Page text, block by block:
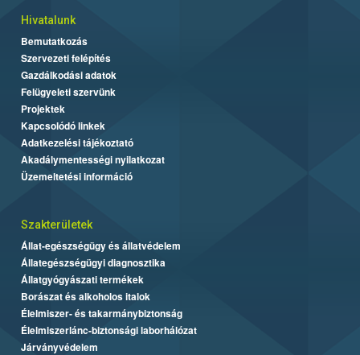
Hivatalunk
Bemutatkozás
Szervezeti felépítés
Gazdálkodási adatok
Felügyeleti szervünk
Projektek
Kapcsolódó linkek
Adatkezelési tájékoztató
Akadálymentességi nyilatkozat
Üzemeltetési információ
Szakterületek
Állat-egészségügy és állatvédelem
Állategészségügyi diagnosztika
Állatgyógyászati termékek
Borászat és alkoholos italok
Élelmiszer- és takarmánybiztonság
Élelmiszerlánc-biztonsági laborhálózat
Járványvédelem